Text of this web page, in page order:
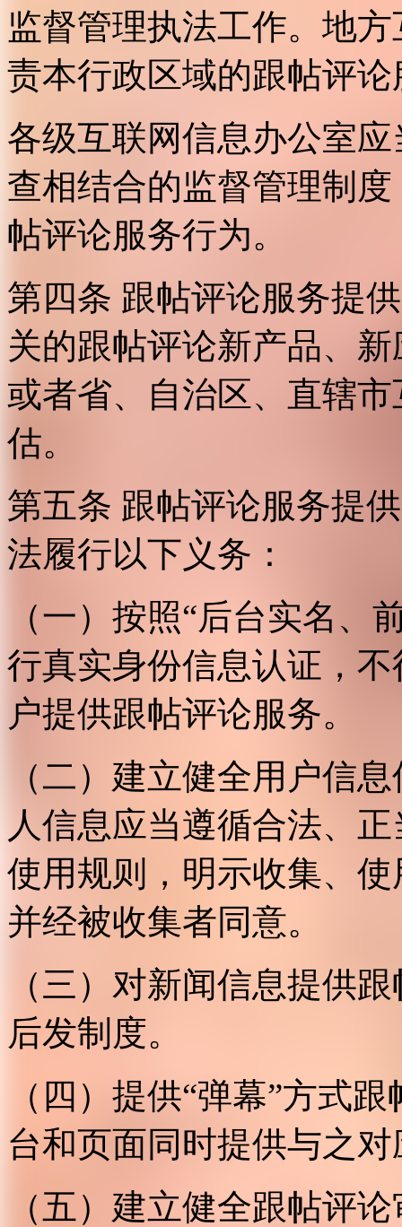
监督管理执法工作。地
责本行政区域的跟帖评
各级互联网信息办公室
查相结合的监督管理制
帖评论服务行为。
第四条 跟帖评论服务提
关的跟帖评论新产品、
或者省、自治区、直辖
估。
第五条 跟帖评论服务提
法履行以下义务：
（一）按照“后台实名、
行真实身份信息认证，
户提供跟帖评论服务。
（二）建立健全用户信
人信息应当遵循合法、
使用规则，明示收集、
并经被收集者同意。
（三）对新闻信息提供
后发制度。
（四）提供“弹幕”方式
台和页面同时提供与之
（五）建立健全跟帖评